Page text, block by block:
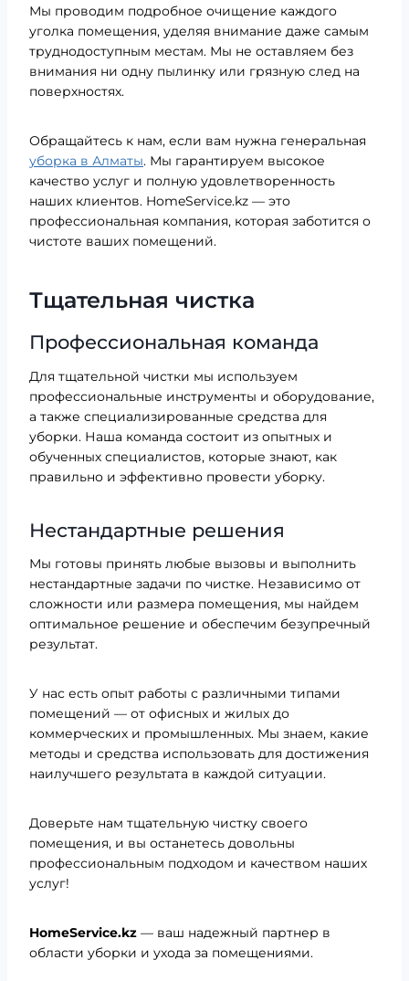
Мы проводим подробное очищение каждого
уголка помещения, уделяя внимание даже самым
труднодоступным местам. Мы не оставляем без
внимания ни одну пылинку или грязную след на
поверхностях.
Обращайтесь к нам, если вам нужна генеральная
уборка в Алматы. Мы гарантируем высокое
качество услуг и полную удовлетворенность
наших клиентов. HomeService.kz — это
профессиональная компания, которая заботится о
чистоте ваших помещений.
Тщательная чистка
Профессиональная команда
Для тщательной чистки мы используем
профессиональные инструменты и оборудование,
а также специализированные средства для
уборки. Наша команда состоит из опытных и
обученных специалистов, которые знают, как
правильно и эффективно провести уборку.
Нестандартные решения
Мы готовы принять любые вызовы и выполнить
нестандартные задачи по чистке. Независимо от
сложности или размера помещения, мы найдем
оптимальное решение и обеспечим безупречный
результат.
У нас есть опыт работы с различными типами
помещений — от офисных и жилых до
коммерческих и промышленных. Мы знаем, какие
методы и средства использовать для достижения
наилучшего результата в каждой ситуации.
Доверьте нам тщательную чистку своего
помещения, и вы останетесь довольны
профессиональным подходом и качеством наших
услуг!
HomeService.kz — ваш надежный партнер в
области уборки и ухода за помещениями.